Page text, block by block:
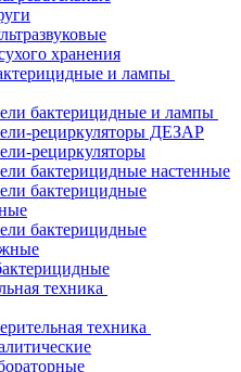
хранения
и лампы
бактерицидные и лампы
рециркуляторы ДЕЗАР
рециркуляторы
бактерицидные настенные
бактерицидные
бактерицидные
техника
техника